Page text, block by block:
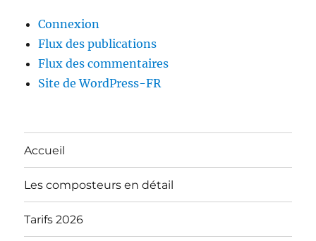
Connexion
Flux des publications
Flux des commentaires
Site de WordPress-FR
Accueil
Les composteurs en détail
Tarifs 2026